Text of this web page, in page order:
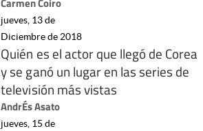
jueves, 13 de
Diciembre de 2018
Quién es el actor que llegó de Corea
y se ganó un lugar en las series de
televisión más vistas
AndrÉs Asato
jueves, 15 de